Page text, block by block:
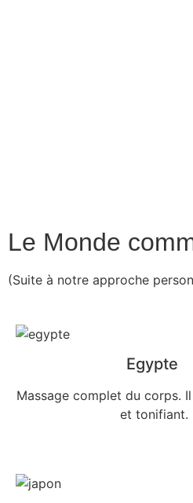
Le Monde
(Suite à notre approche
Egypte
Massage complet du corps.
et tonifiant.